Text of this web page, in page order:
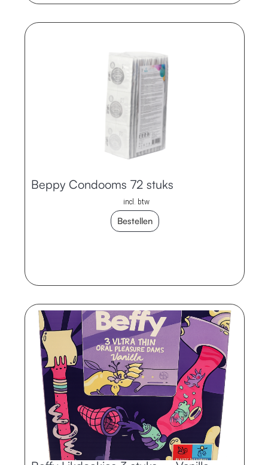
Beppy Condooms 72 stuks
incl. btw
Bestellen